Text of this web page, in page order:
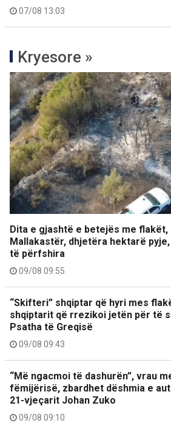
07/08 13:03
Kryesore »
Dita e gjashtë e betejës me
Mallakastër, dhjetëra hektarë
të përfshira
09/08 09:55
“Skifteri” shqiptar që hyri mes
shqiptarit që rrezikoi jetën për të
Psatha të Greqisë
09/08 09:43
“Më ngacmoi të dashurën”, vrau
fëmijërisë, zbardhet dëshmia e
21-vjeçarit Johan Zuko
09/08 09:10